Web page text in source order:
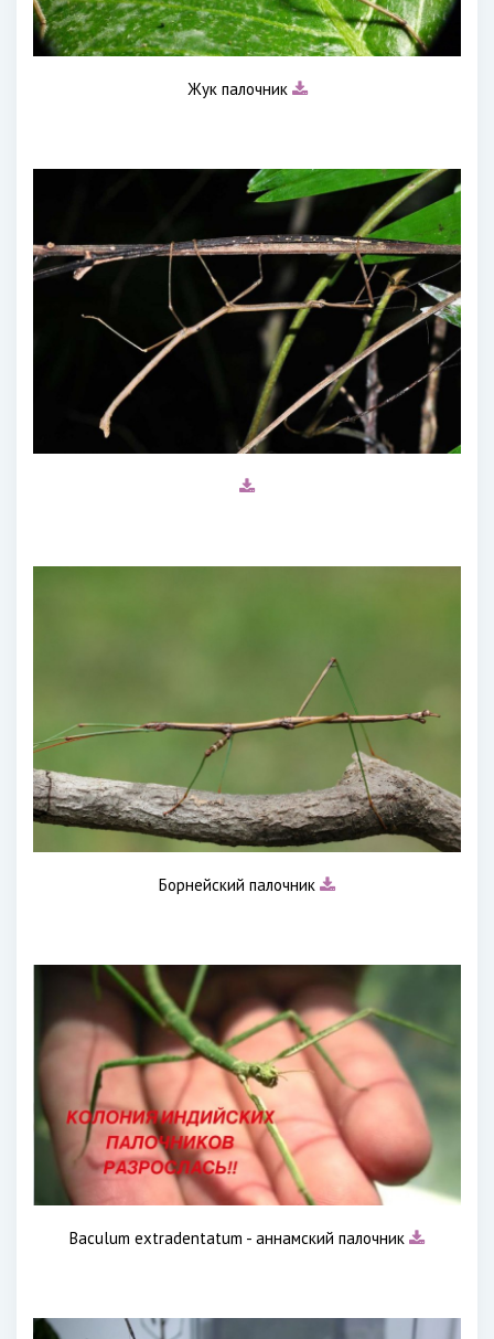
Жук палочник
Борнейский палочник
Baculum extradentatum - аннамский палочник